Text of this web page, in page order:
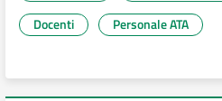
Docenti
Personale ATA